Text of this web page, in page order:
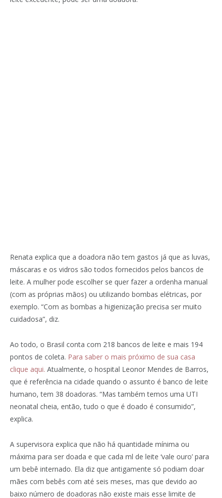
Renata explica que a doadora não tem gastos já que as luvas,
máscaras e os vidros são todos fornecidos pelos bancos de
leite. A mulher pode escolher se quer fazer a ordenha manual
(com as próprias mãos) ou utilizando bombas elétricas, por
exemplo. “Com as bombas a higienização precisa ser muito
cuidadosa”, diz.
Ao todo, o Brasil conta com 218 bancos de leite e mais 194
pontos de coleta. Para saber o mais próximo de sua casa
clique aqui. Atualmente, o hospital Leonor Mendes de Barros,
que é referência na cidade quando o assunto é banco de leite
humano, tem 38 doadoras. “Mas também temos uma UTI
neonatal cheia, então, tudo o que é doado é consumido”,
explica.
A supervisora explica que não há quantidade mínima ou
máxima para ser doada e que cada ml de leite ‘vale ouro’ para
um bebê internado. Ela diz que antigamente só podiam doar
mães com bebês com até seis meses, mas que devido ao
baixo número de doadoras não existe mais esse limite de